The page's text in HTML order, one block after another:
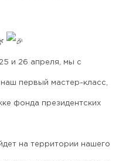
и 26 апреля, мы с
первый мастер-класс,
фонда президентских
на территории нашего